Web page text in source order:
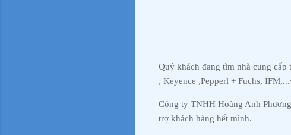
Quý khách đang tìm nhà cung
, Keyence ,Pepperl + Fuchs,
Công ty TNHH Hoàng Anh
trợ khách hàng hết mình.